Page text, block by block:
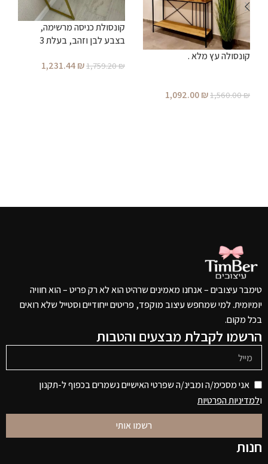
קונסולה עץ מלא .
1,560.00₪
1,092.00₪
קונסולת כניסה מרשימה,
בצבע לבן וזהב, בעלת 3
לקבל גם ברוחב 1.00 מטר)
1,759.20₪
1,231.44₪
טימבר עיצובים – אנחנו מאמינים שרהיט הוא לא רק פריט – הוא חוויה
יומיומית. למי שמחפש עיצוב מוקפד, פריטים ייחודיים וסטייל שלא רואים
בכל מקום.
הרשמו לקבלת מבצעים והטבות
אני מסכימ/ה ומבינ/ה שפרטי האישיים נשמרים בכפוף ל-תקנון
ולמדיניות הפרטיות
רשמו אותי
חנות